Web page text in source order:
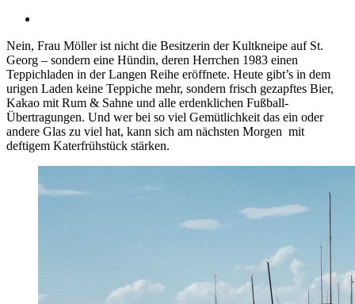
Nein, Frau Möller ist nicht die Besitzerin der Kultkneipe auf St.
Georg – sondern eine Hündin, deren Herrchen 1983 einen
Teppichladen in der Langen Reihe eröffnete. Heute gibt’s in dem
urigen Laden keine Teppiche mehr, sondern frisch gezapftes Bier,
Kakao mit Rum & Sahne und alle erdenklichen Fußball-
Übertragungen. Und wer bei so viel Gemütlichkeit das ein oder
andere Glas zu viel hat, kann sich am nächsten Morgen mit
deftigem Katerfrühstück stärken.